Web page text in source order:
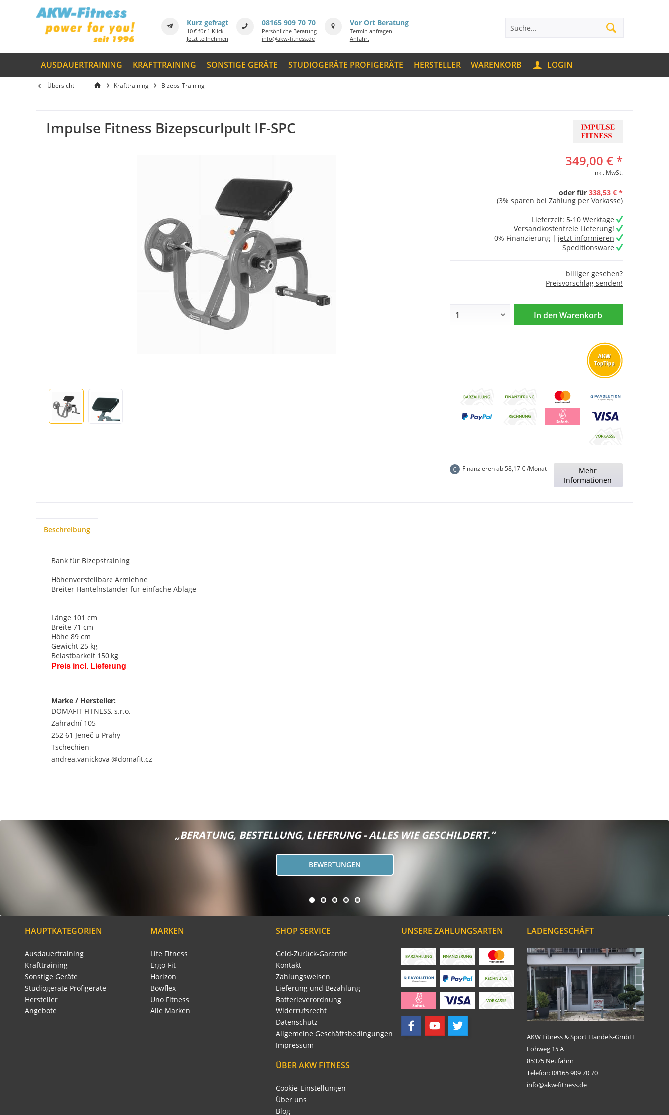
Kurz gefragt
10 € für 1 Klick
Jetzt teilnehmen
08165 909 70 70
Persönliche Beratung
info@akw-fitness.de
Vor Ort Beratung
Termin anfragen
Anfahrt
AUSDAUERTRAINING KRAFTTRAINING SONSTIGE GERÄTE STUDIOGERÄTE PROFIGERÄTE HERSTELLER WARENKORB LOGIN
Übersicht Krafttraining Bizeps-Training
Impulse Fitness Bizepscurlpult IF-SPC
349,00 € *
inkl. MwSt.
oder für 338,53 € *
(3% sparen bei Zahlung per Vorkasse)
Lieferzeit: 5-10 Werktage
Versandkostenfreie Lieferung!
0% Finanzierung | jetzt informieren
Speditionsware
billiger gesehen?
Preisvorschlag senden!
In den Warenkorb
€ Finanzieren ab58,17€ /Monat
Mehr
Informationen
Beschreibung
Bank für Bizepstraining
Höhenverstellbare Armlehne
Breiter Hantelnständer für einfache Ablage
Länge 101 cm
Breite 71 cm
Höhe 89 cm
Gewicht 25 kg
Belastbarkeit 150 kg
Preis incl. Lieferung
Marke / Hersteller:
DOMAFIT FITNESS, s.r.o.
Zahradní 105
252 61 Jeneč u Prahy
Tschechien
andrea.vanickova @domafit.cz
„BERATUNG, BESTELLUNG, LIEFERUNG - ALLES WIE GESCHILDERT.“
BEWERTUNGEN
HAUPTKATEGORIEN
Ausdauertraining
Krafttraining
Sonstige Geräte
Studiogeräte Profigeräte
Hersteller
Angebote
MARKEN
Life Fitness
Ergo-Fit
Horizon
Bowflex
Uno Fitness
Alle Marken
SHOP SERVICE
Geld-Zurück-Garantie
Kontakt
Zahlungsweisen
Lieferung und Bezahlung
Batterieverordnung
Widerrufsrecht
Datenschutz
Allgemeine Geschäftsbedingungen
Impressum
ÜBER AKW FITNESS
Cookie-Einstellungen
Über uns
Blog
UNSERE ZAHLUNGSARTEN LADENGESCHÄFT
AKW Fitness & Sport Handels-GmbH
Lohweg 15 A
85375 Neufahrn
Telefon: 08165 909 70 70
info@akw-fitness.de